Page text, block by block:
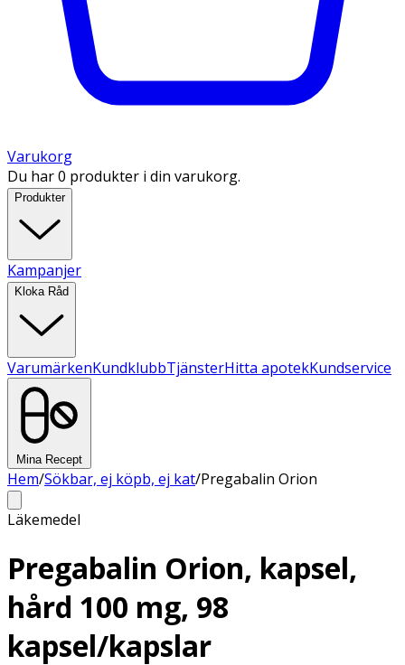
Varukorg
Du har 0 produkter i din varukorg.
Produkter
Kampanjer
Kloka Råd
VarumärkenKundklubbTjänsterHitta apotekKundservice
Mina Recept
Hem/Sökbar, ej köpb, ej kat/Pregabalin Orion
Läkemedel
Pregabalin Orion, kapsel,
hård 100 mg, 98
kapsel/kapslar